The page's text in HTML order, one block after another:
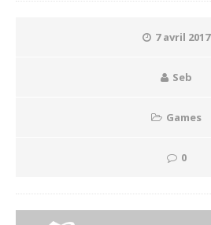
7 avril 2017
Seb
Games
0